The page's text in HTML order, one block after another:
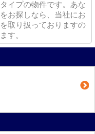
イプの物件です。あな
お探しなら、当社にお
取り扱っておりますの
す。